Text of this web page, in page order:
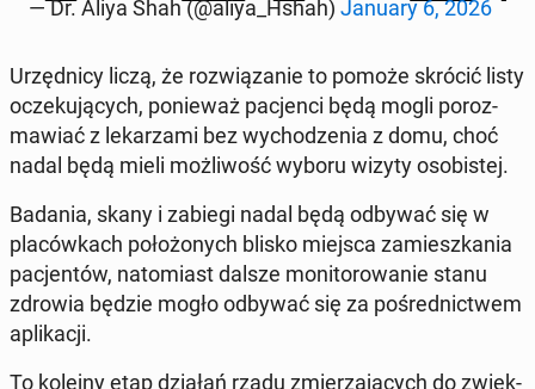
— Dr. Aliya Shah (@aliya_Hshah) January 6, 2026
Urzęd­ni­cy liczą, że roz­wią­za­nie to pomoże skrócić listy
ocze­ku­ją­cych, po­nie­waż pa­cjen­ci będą mogli po­roz­
ma­wiać z le­ka­rza­mi bez wy­cho­dze­nia z domu, choć
nadal będą mieli moż­li­wość wyboru wizyty oso­bi­stej.
Badania, skany i zabiegi nadal będą odbywać się w
pla­ców­kach po­ło­żo­nych blisko miejsca za­miesz­ka­nia
pa­cjen­tów, na­to­miast dalsze mo­ni­to­ro­wa­nie stanu
zdrowia będzie mogło odbywać się za po­śred­nic­twem
apli­ka­cji.
To kolejny etap działań rządu zmie­rza­ją­cych do zwięk­